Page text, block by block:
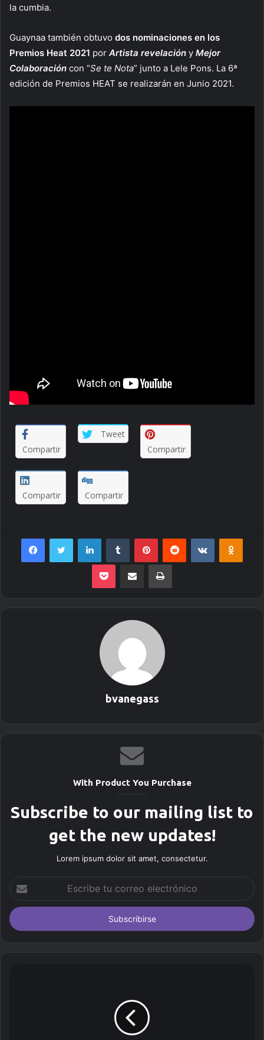
la cumbia.
Guaynaa también obtuvo dos nominaciones en los
Premios Heat 2021 por Artista revelación y Mejor
Colaboración con “Se te Nota” junto a Lele Pons. La 6ª
edición de Premios HEAT se realizarán en Junio 2021.
Compartir
Tweet
Compartir
Compartir Compartir
Pocket Envie por Email Imprimir
bvanegass
With Product You Purchase
Subscribe to our mailing list to
get the new updates!
Lorem ipsum dolor sit amet, consectetur.
r